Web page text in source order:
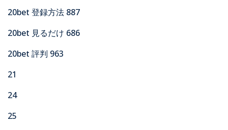
20bet 登録方法 887
20bet 見るだけ 686
20bet 評判 963
21
24
25